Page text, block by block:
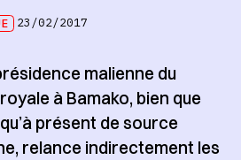
23/02/2017
malienne du
à Bamako, bien que
présent de source
relance indirectement les